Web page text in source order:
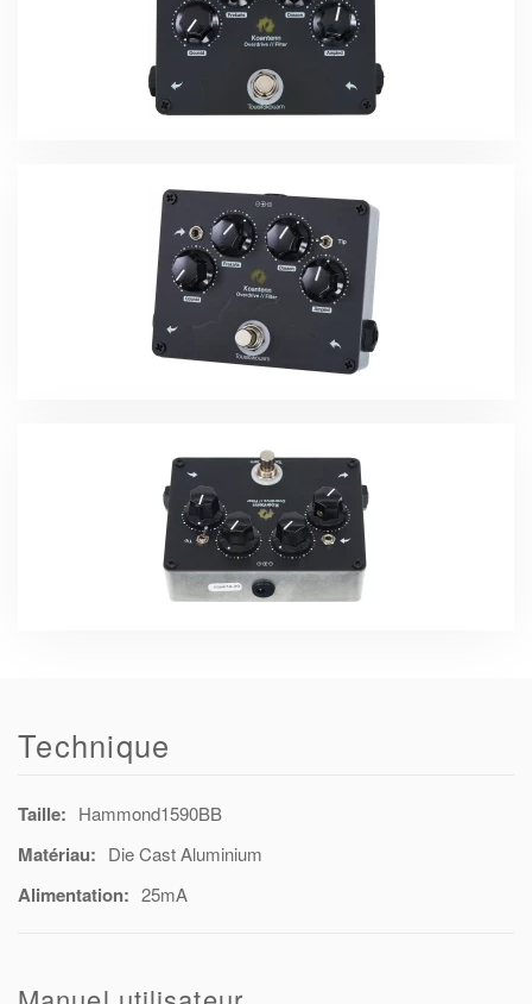
Technique
Taille: Hammond1590BB
Matériau: Die Cast Aluminium
Alimentation: 25mA